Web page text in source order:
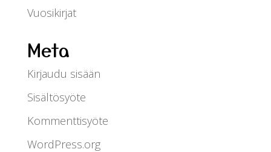
Vuosikirjat
Meta
Kirjaudu sisään
Sisältösyöte
Kommenttisyöte
WordPress.org